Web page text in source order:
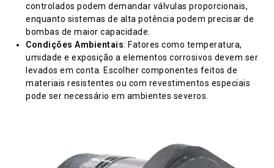
controlados podem demandar válvulas proporcionais,
enquanto sistemas de alta potência podem precisar de
bombas de maior capacidade.
Condições Ambientais: Fatores como temperatura,
umidade e exposição a elementos corrosivos devem ser
levados em conta. Escolher componentes feitos de
materiais resistentes ou com revestimentos especiais
pode ser necessário em ambientes severos.